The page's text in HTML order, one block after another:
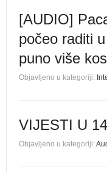
[AUDIO]
počeo raditi
puno više
Objavljeno u kategoriji:
VIJESTI U 14
Objavljeno u kategoriji: